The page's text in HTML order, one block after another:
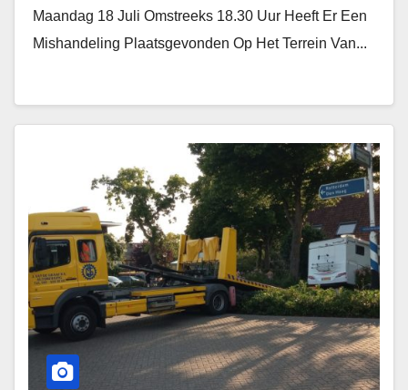
Maandag 18 Juli Omstreeks 18.30 Uur Heeft Er Een
Mishandeling Plaatsgevonden Op Het Terrein Van...